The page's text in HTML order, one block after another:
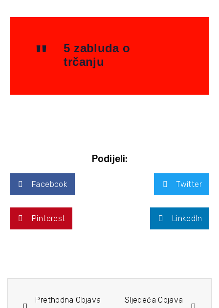
5 zabluda o
trčanju
Podijeli:
Facebook Twitter
Pinterest LinkedIn
Prethodna Objava Sljedeća Objava